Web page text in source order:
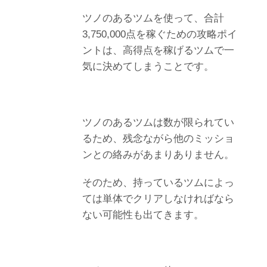
ツノのあるツムを使って、合計
3,750,000点を稼ぐための攻略ポイ
ントは、高得点を稼げるツムで一
気に決めてしまうことです。
ツノのあるツムは数が限られてい
るため、残念ながら他のミッショ
ンとの絡みがあまりありません。
そのため、持っているツムによっ
ては単体でクリアしなければなら
ない可能性も出てきます。